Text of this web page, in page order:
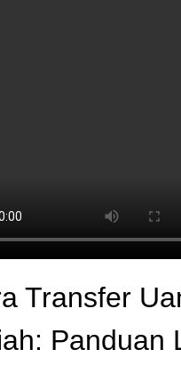
Transfer
Panduan